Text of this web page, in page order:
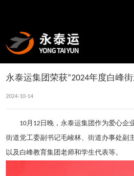
永泰运集团荣获“2024年度白峰
2024-10-14
10月12日晚，永泰运集团作为爱心企
街道党工委副书记毛峻林、街道办事处副
以及白峰教育集团老师和学生代表等。